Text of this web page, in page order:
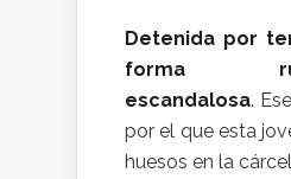
Detenida por
forma
escandalosa.
por el que esta
huesos en la